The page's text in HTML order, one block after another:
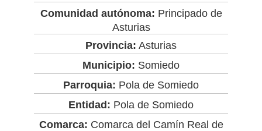
Comunidad autónoma: Principado de
Asturias
Provincia: Asturias
Municipio: Somiedo
Parroquia: Pola de Somiedo
Entidad: Pola de Somiedo
Comarca: Comarca del Camín Real de